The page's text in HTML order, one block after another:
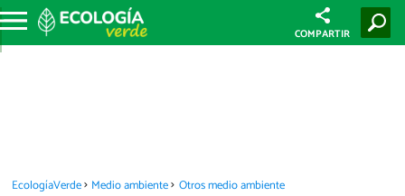
COMPARTIR
EcologíaVerde Medio ambiente Otros medio ambiente